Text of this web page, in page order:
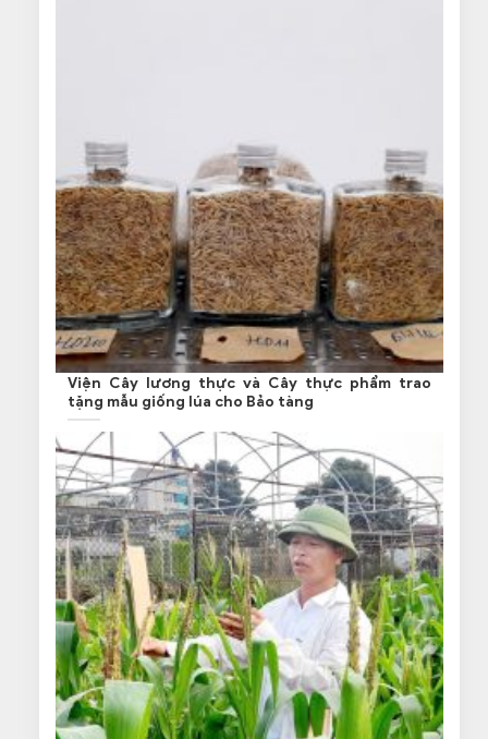
Viện Cây lương thực và Cây thực phẩm trao
tặng mẫu giống lúa cho Bảo tàng